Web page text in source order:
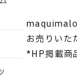
maquimalo
お売りいた
*HP掲載商